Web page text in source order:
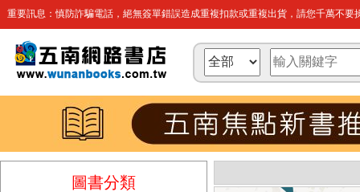
重要訊息：慎防詐騙電話，絕無簽單錯誤造成重複扣款或重複出貨，請您千萬不要
圖書分類